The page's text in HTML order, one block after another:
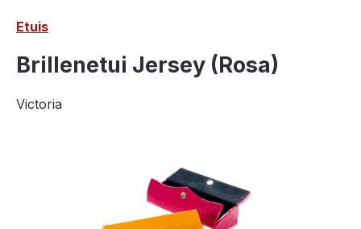
Etuis
Brillenetui Jersey (Rosa)
Victoria